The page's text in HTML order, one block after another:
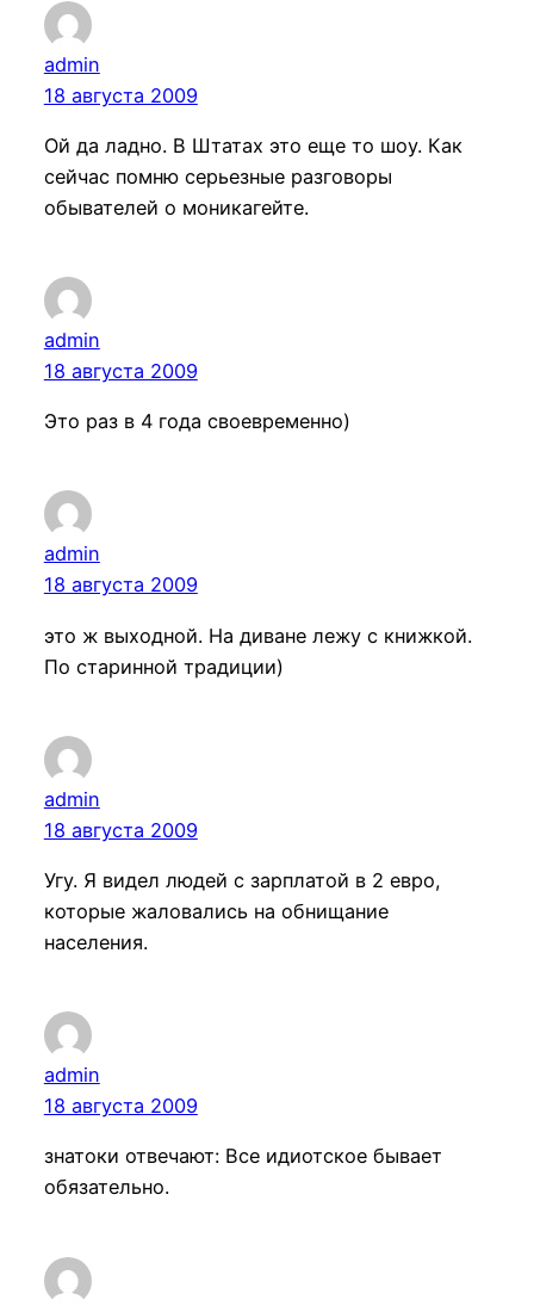
admin
18 августа 2009
Ой да ладно. В Штатах это еще то шоу. Как
сейчас помню серьезные разговоры
обывателей о моникагейте.
admin
18 августа 2009
Это раз в 4 года своевременно)
admin
18 августа 2009
это ж выходной. На диване лежу с книжкой.
По старинной традиции)
admin
18 августа 2009
Угу. Я видел людей с зарплатой в 2 евро,
которые жаловались на обнищание
населения.
admin
18 августа 2009
знатоки отвечают: Все идиотское бывает
обязательно.